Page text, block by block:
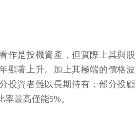
作是投機資產，但實際上其與股
顯著上升。加上其極端的價格波
投資者難以長期持有；部分投顧
最高僅能5%。